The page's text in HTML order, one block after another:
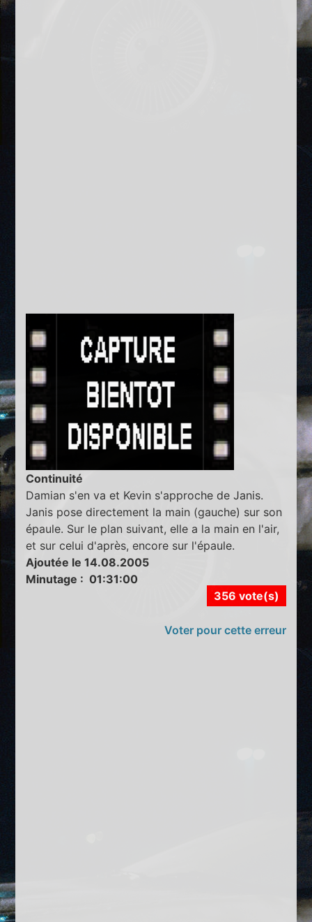
Continuité
Damian s'en va et Kevin s'approche de Janis.
Janis pose directement la main (gauche) sur son
épaule. Sur le plan suivant, elle a la main en l'air,
et sur celui d'après, encore sur l'épaule.
Ajoutée le 14.08.2005
Minutage : 01:31:00
356 vote(s)
Voter pour cette erreur